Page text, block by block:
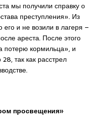
мы получили справку о
преступления». Из
и не возили в лагеря –
ареста. После этого
потерю кормильца», и
так как расстрел
просвещения»